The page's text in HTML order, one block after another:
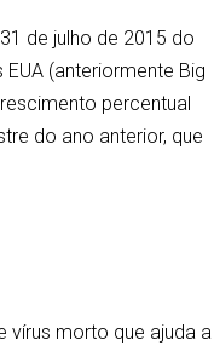
de julho de 2015 do
(anteriormente Big
percentual
do ano anterior, que
vírus morto que ajuda a